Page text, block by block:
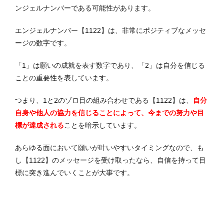
ンジェルナンバーである可能性があります。
エンジェルナンバー【1122】は、非常にポジティブなメッセ
ージの数字です。
「1」は願いの成就を表す数字であり、「2」は自分を信じる
ことの重要性を表しています。
つまり、1と2のゾロ目の組み合わせである【1122】は、
自分
自身や他人の協力を信じることによって、今までの努力や目
標が達成されることを暗示しています。
あらゆる面において願いが叶いやすいタイミングなので、も
し【1122】のメッセージを受け取ったなら、自信を持って目
標に突き進んでいくことが大事です。